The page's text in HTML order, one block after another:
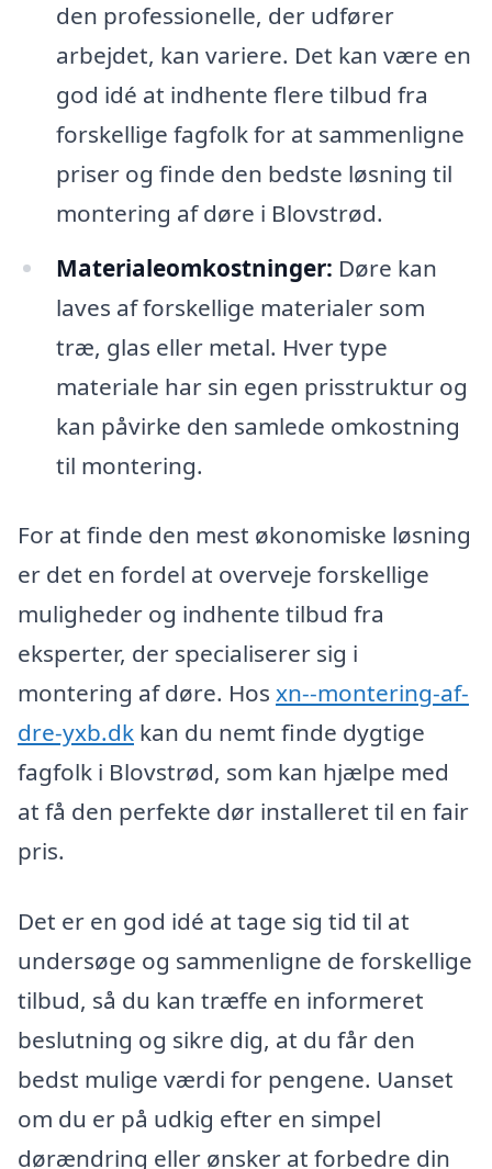
den professionelle, der udfører
arbejdet, kan variere. Det kan være en
god idé at indhente flere tilbud fra
forskellige fagfolk for at sammenligne
priser og finde den bedste løsning til
montering af døre i Blovstrød.
Materialeomkostninger: Døre kan
laves af forskellige materialer som
træ, glas eller metal. Hver type
materiale har sin egen prisstruktur og
kan påvirke den samlede omkostning
til montering.
For at finde den mest økonomiske løsning
er det en fordel at overveje forskellige
muligheder og indhente tilbud fra
eksperter, der specialiserer sig i
montering af døre. Hos xn--montering-af-
dre-yxb.dk kan du nemt finde dygtige
fagfolk i Blovstrød, som kan hjælpe med
at få den perfekte dør installeret til en fair
pris.
Det er en god idé at tage sig tid til at
undersøge og sammenligne de forskellige
tilbud, så du kan træffe en informeret
beslutning og sikre dig, at du får den
bedst mulige værdi for pengene. Uanset
om du er på udkig efter en simpel
dørændring eller ønsker at forbedre din